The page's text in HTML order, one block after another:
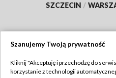
SZCZECIN /
Szanujemy Twoją prywatność
Kliknij "Akceptuję i przechodzę do
korzystanie z technologii